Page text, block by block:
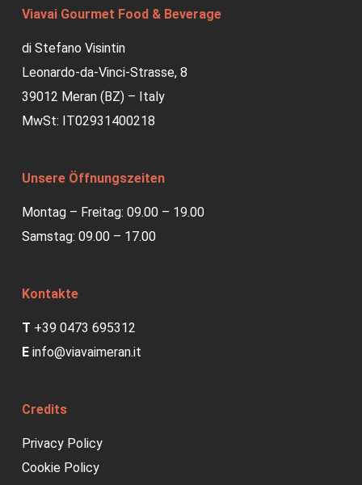
Viavai Gourmet Food & Beverage
di Stefano Visintin
Leonardo-da-Vinci-Strasse, 8
39012 Meran (BZ) – Italy
MwSt: IT02931400218
Unsere Öffnungszeiten
Montag – Freitag: 09.00 – 19.00
Samstag: 09.00 – 17.00
Kontakte
T +39 0473 695312
E info@viavaimeran.it
Credits
Privacy Policy
Cookie Policy